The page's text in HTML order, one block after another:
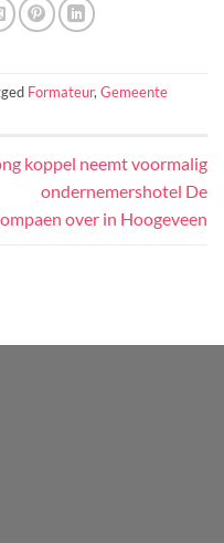
Formateur,Gemeente
koppel neemt voormalig
ondernemershotel De
over in Hoogeveen